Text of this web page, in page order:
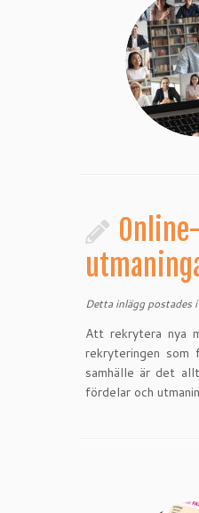
Detta inlägg postades i
Att rekrytera nya
rekryteringen
samhälle är det
fördelar och